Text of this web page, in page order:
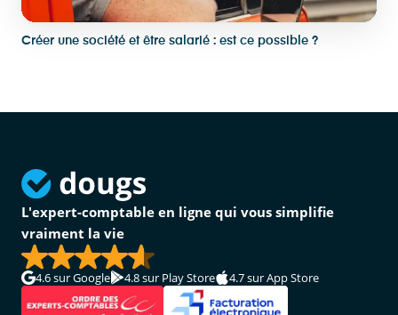
Créer une société et être salarié : est ce possible ?
L'expert-comptable en ligne qui vous simplifie
vraiment la vie
4.6sur Google 4.8sur Play Store 4.7sur App Store